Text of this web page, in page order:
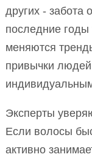
других - забота
последние годы
меняются
привычки людей
Эксперты
Если волосы
активно